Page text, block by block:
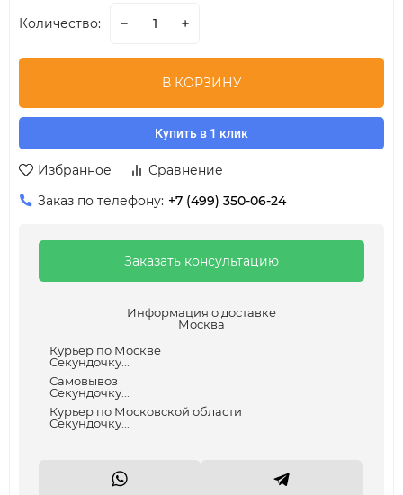
Количество:
В КОРЗИНУ
Купить в 1 клик
Избранное
Сравнение
Заказ по телефону: +7 (499) 350-06-24
Заказать консультацию
Информация о доставке
Москва
Курьер по Москве
Секундочку...
Самовывоз
Секундочку...
Курьер по Московской области
Секундочку...